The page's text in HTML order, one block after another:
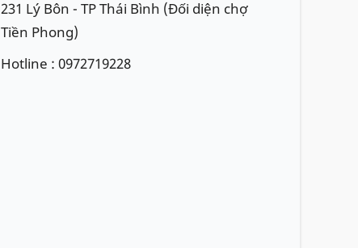
231 Lý Bôn - TP Thái Bình (Đối diện chợ
Tiền Phong)
Hotline : 0972719228